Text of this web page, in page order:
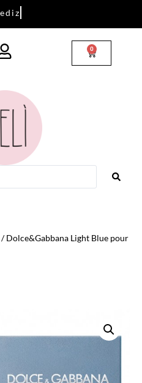
Sp
e
d
i
z
i
o
n
i
i
n
t
u
t
t
a
I
t
a
l
i
a
0
/ Dolce&Gabbana Light Blue pour